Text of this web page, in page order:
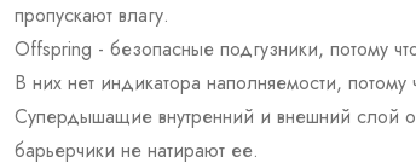
пропускают влагу.
Offspring - безопасные подгузники, потому
В них нет индикатора наполняемости,
Супердышащие внутренний и внешний слой
барьерчики не натирают ее.